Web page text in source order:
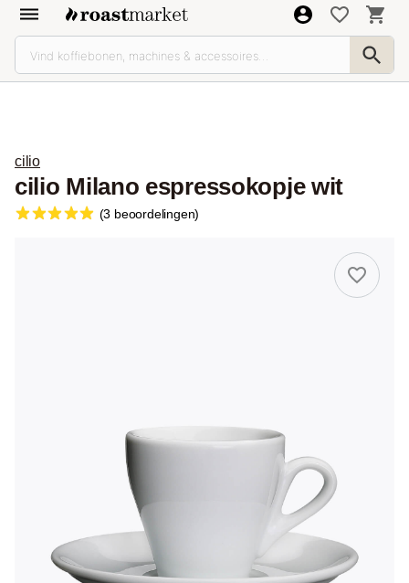
cilio
cilio Milano espressokopje wit
(3 beoordelingen)